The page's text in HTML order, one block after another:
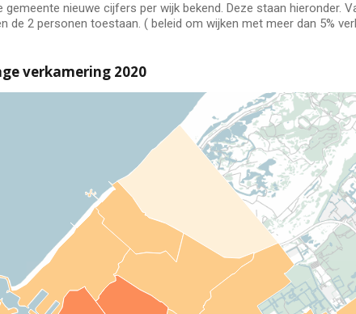
nieuwe cijfers per wijk bekend. Deze staan hieronder.
de 2 personen toestaan. ( beleid om wijken met meer dan 5%